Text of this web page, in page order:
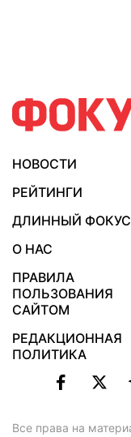
НОВОСТИ
РЕЙТИНГИ
ДЛИННЫЙ ФОКУС
О НАС
ПРАВИЛА
ПОЛЬЗОВАНИЯ
САЙТОМ
РЕДАКЦИОННАЯ
ПОЛИТИКА
Все права на